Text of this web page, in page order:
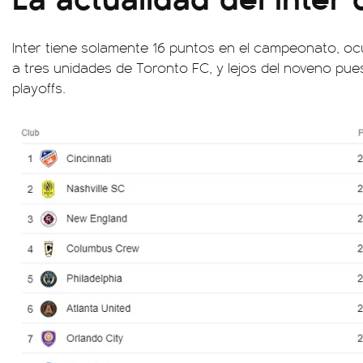
Inter tiene solamente 16 puntos en el campeonato,
a tres unidades de Toronto FC, y lejos del noveno
playoffs.